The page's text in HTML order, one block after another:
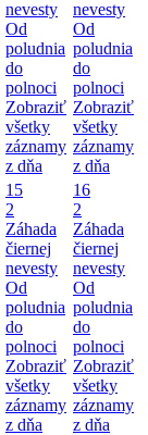
nevesty
Od
poludnia
do
polnoci
Zobraziť
všetky
záznamy
z dňa
nevesty
Od
poludnia
do
polnoci
Zobraziť
všetky
záznamy
z dňa
15
2
Záhada
čiernej
nevesty
Od
poludnia
do
polnoci
Zobraziť
všetky
záznamy
z dňa
16
2
Záhada
čiernej
nevesty
Od
poludnia
do
polnoci
Zobraziť
všetky
záznamy
z dňa